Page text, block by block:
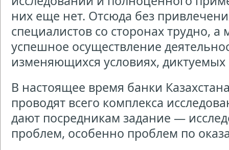
них еще нет. Отсюда без
специалистов со сторонах трудно,
успешное осуществление
изменяющихся условиях,
В настоящее время банки
проводят всего комплекса
дают посредникам задание —
проблем, особенно проблем по